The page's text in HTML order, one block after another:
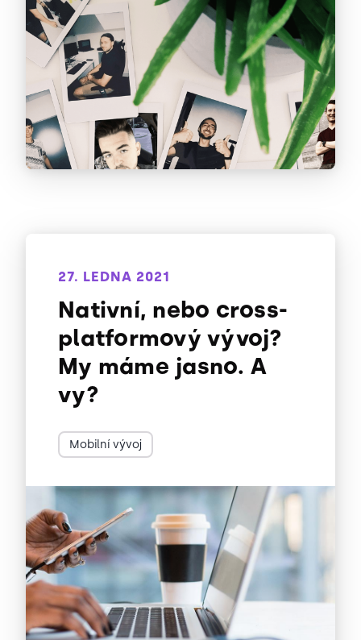
27. LEDNA 2021
Nativní, nebo cross-
platformový vývoj?
My máme jasno. A
vy?
Mobilní vývoj